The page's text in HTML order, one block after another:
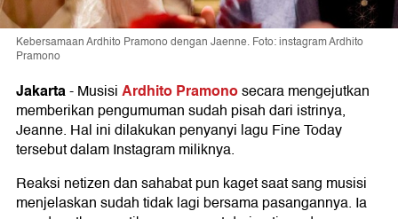
Kebersamaan Ardhito Pramono dengan Jaenne. Foto: instagram Ardhito
Pramono
Jakarta-MusisiArdhito Pramonosecara mengejutkan
memberikan pengumuman sudah pisah dari istrinya,
Jeanne. Hal ini dilakukan penyanyi lagu Fine Today
tersebut dalam Instagram miliknya.
Reaksi netizen dan sahabat pun kaget saat sang musisi
menjelaskan sudah tidak lagi bersama pasangannya. Ia